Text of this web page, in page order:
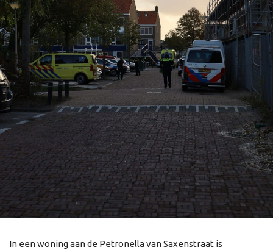
In een woning aan de Petronella van Saxenstraat is